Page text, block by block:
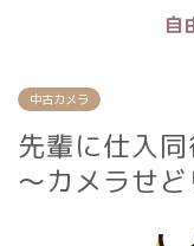
自
中古カメラ
先輩に仕入
〜カメラせ